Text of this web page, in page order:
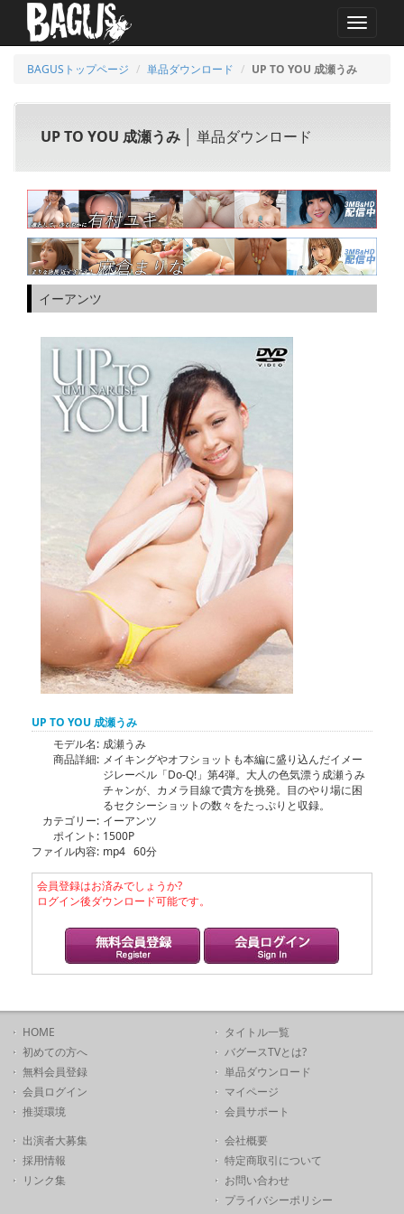
MENU
BAGUSトップページ 単品ダウンロード UP TO YOU 成瀬うみ
UP TO YOU 成瀬うみ │ 単品ダウンロード
イーアンツ
UP TO YOU 成瀬うみ
モデル名: 成瀬うみ
商品詳細: メイキングやオフショットも本編に盛り込んだイメー
ジレーベル「Do-Q!」第4弾。大人の色気漂う成瀬うみ
チャンが、カメラ目線で貴方を挑発。目のやり場に困
るセクシーショットの数々をたっぷりと収録。
カテゴリー: イーアンツ
ポイント: 1500P
ファイル内容: mp4 60分
会員登録はお済みでしょうか?
ログイン後ダウンロード可能です。
HOME
初めての方へ
無料会員登録
会員ログイン
推奨環境
タイトル一覧
バグースTVとは?
単品ダウンロード
マイページ
会員サポート
出演者大募集
採用情報
リンク集
会社概要
特定商取引について
お問い合わせ
プライバシーポリシー